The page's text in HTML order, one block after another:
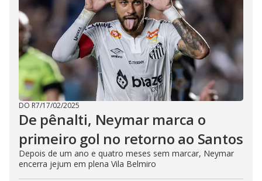
DO R7/17/02/2025
De pênalti, Neymar marca o
primeiro gol no retorno ao Santos
Depois de um ano e quatro meses sem marcar, Neymar
encerra jejum em plena Vila Belmiro